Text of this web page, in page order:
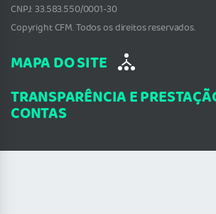
CNPJ: 33.583.550/0001-30
Copyright CFM. Todos os direitos reservados.
MAPA DO SITE
TRANSPARÊNCIA E
CONTAS